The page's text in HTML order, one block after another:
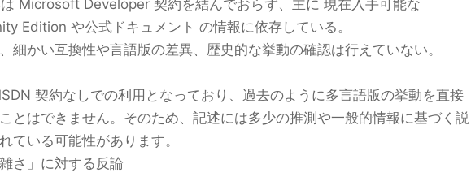
Microsoft Developer 契約を結んでおらず、主に 現在入手可能な
Edition や公式ドキュメント の情報に依存している。
細かい互換性や言語版の差異、歴史的な挙動の確認は行えていない。
契約なしでの利用となっており、過去のように多言語版の挙動を直接
とはできません。そのため、記述には多少の推測や一般的情報に基づく説
ている可能性があります。
さ」に対する反論